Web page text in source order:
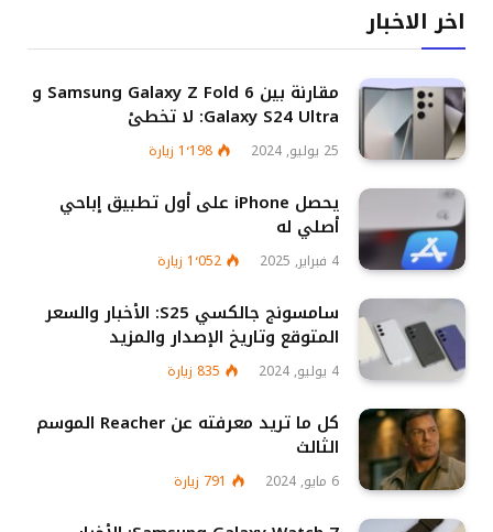
اخر الاخبار
مقارنة بين Samsung Galaxy Z Fold 6 و
Galaxy S24 Ultra: لا تخطئ
25 يوليو, 2024 1٬198 زيارة
يحصل iPhone على أول تطبيق إباحي
أصلي له
4 فبراير, 2025 1٬052 زيارة
سامسونج جالكسي S25: الأخبار والسعر
المتوقع وتاريخ الإصدار والمزيد
4 يوليو, 2024 835 زيارة
كل ما تريد معرفته عن Reacher الموسم
الثالث
6 مايو, 2024 791 زيارة